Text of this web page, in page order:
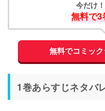
今だけ
無料で3
無料でコミッ
1巻あらすじネタバ